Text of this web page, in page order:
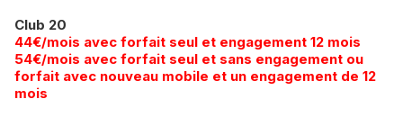
Club 20
44€/mois avec forfait seul et engagement 12 mois
​​54€/mois avec forfait seul et sans engagement ou
forfait avec nouveau mobile et un engagement de 12
mois